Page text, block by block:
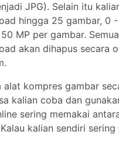
JPG). Selain itu
hingga 25 gambar, 0
MP per gambar.
akan dihapus secara
alat kompres gambar
kalian coba dan
sering memakai
kalian sendiri sering